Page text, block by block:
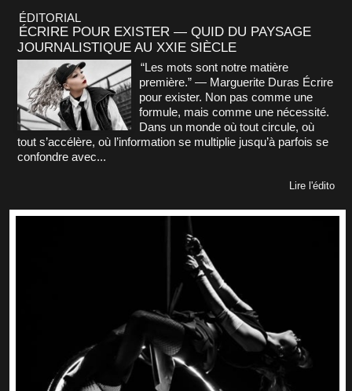
ÉDITORIAL
ÉCRIRE POUR EXISTER — QUID DU PAYSAGE
JOURNALISTIQUE AU XXIE SIÈCLE
“Les mots sont notre matière
première.” — Marguerite Duras Écrire
pour exister. Non pas comme une
formule, mais comme une nécessité.
Dans un monde où tout circule, où
tout s’accélère, où l’information se multiplie jusqu’à parfois se
confondre avec...
Lire l'édito